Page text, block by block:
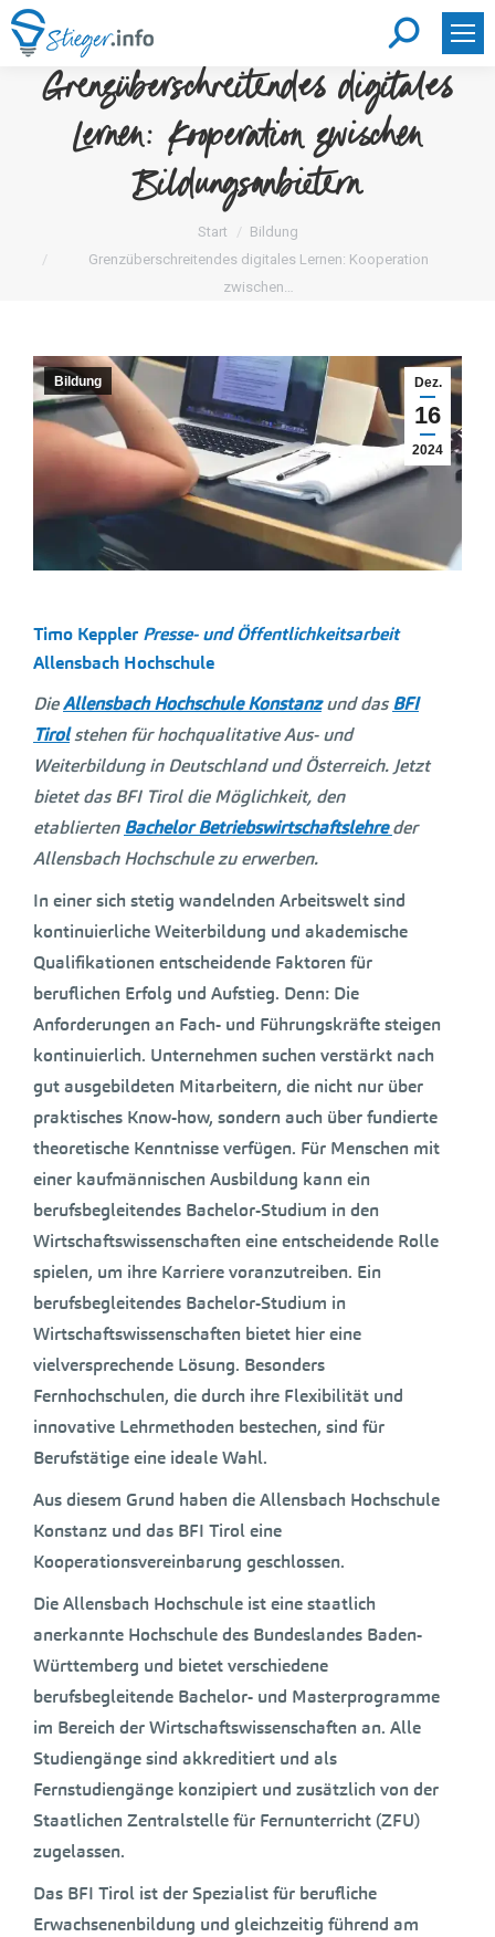
Search:
Grenzüberschreitendes digitales
Lernen: Kooperation zwischen
Bildungsanbietern
Sie befinden sich hier:Start
Bildung
Grenzüberschreitendes digitales Lernen: Kooperation
zwischen…
Dez.
16
2024
Bildung
Timo Keppler Presse- und Öffentlichkeitsarbeit
Allensbach Hochschule
DieAllensbach Hochschule Konstanzund dasBFI
Tirolstehen für hochqualitative Aus- und
Weiterbildung in Deutschland und Österreich. Jetzt
bietet das BFI Tirol die Möglichkeit, den
etabliertenBachelor Betriebswirtschaftslehreder
Allensbach Hochschule zu erwerben.
In einer sich stetig wandelnden Arbeitswelt sind
kontinuierliche Weiterbildung und akademische
Qualifikationen entscheidende Faktoren für
beruflichen Erfolg und Aufstieg. Denn: Die
Anforderungen an Fach- und Führungskräfte steigen
kontinuierlich. Unternehmen suchen verstärkt nach
gut ausgebildeten Mitarbeitern, die nicht nur über
praktisches Know-how, sondern auch über fundierte
theoretische Kenntnisse verfügen. Für Menschen mit
einer kaufmännischen Ausbildung kann ein
berufsbegleitendes Bachelor-Studium in den
Wirtschaftswissenschaften eine entscheidende Rolle
spielen, um ihre Karriere voranzutreiben. Ein
berufsbegleitendes Bachelor-Studium in
Wirtschaftswissenschaften bietet hier eine
vielversprechende Lösung. Besonders
Fernhochschulen, die durch ihre Flexibilität und
innovative Lehrmethoden bestechen, sind für
Berufstätige eine ideale Wahl.
Aus diesem Grund haben die Allensbach Hochschule
Konstanz und das BFI Tirol eine
Kooperationsvereinbarung geschlossen.
Die Allensbach Hochschule ist eine staatlich
anerkannte Hochschule des Bundeslandes Baden-
Württemberg und bietet verschiedene
berufsbegleitende Bachelor- und Masterprogramme
im Bereich der Wirtschaftswissenschaften an. Alle
Studiengänge sind akkreditiert und als
Fernstudiengänge konzipiert und zusätzlich von der
Staatlichen Zentralstelle für Fernunterricht (ZFU)
zugelassen.
Das BFI Tirol ist der Spezialist für berufliche
Erwachsenenbildung und gleichzeitig führend am